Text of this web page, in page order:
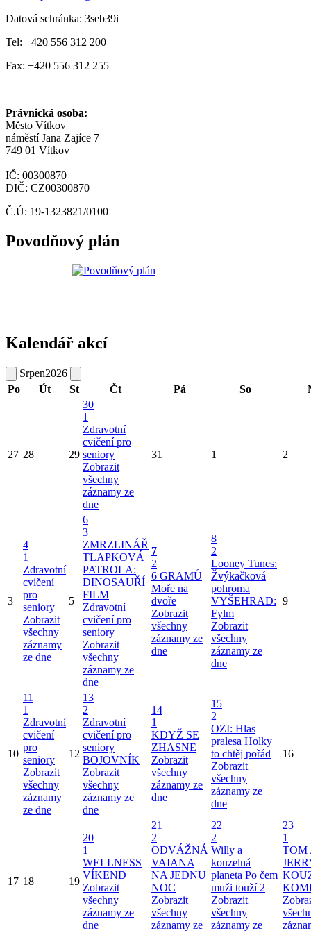
Datová schránka: 3seb39i
Tel: +420 556 312 200
Fax: +420 556 312 255
Právnická osoba:
Město Vítkov
náměstí Jana Zajíce 7
749 01 Vítkov
IČ: 00300870
DIČ: CZ00300870
Č.Ú: 19-1323821/0100
Povodňový plán
Kalendář akcí
Srpen2026
Po
Út St Čt Pá So
27 28 29
30
1
Zdravotní
cvičení pro
seniory
Zobrazit
všechny
záznamy ze
dne
31 1 2
3
4
1
Zdravotní
cvičení
pro
seniory
Zobrazit
všechny
záznamy
ze dne
5
6
3
ZMRZLINÁŘ
TLAPKOVÁ
PATROLA:
DINOSAUŘÍ
FILM
Zdravotní
cvičení pro
seniory
Zobrazit
všechny
záznamy ze
dne
7
2
6 GRAMŮ
Moře na
dvoře
Zobrazit
všechny
záznamy ze
dne
8
2
Looney Tunes:
Žvýkačková
pohroma
VYŠEHRAD:
Fylm
Zobrazit
všechny
záznamy ze
dne
9
10
11
1
Zdravotní
cvičení
pro
seniory
Zobrazit
všechny
záznamy
ze dne
12
13
2
Zdravotní
cvičení pro
seniory
BOJOVNÍK
Zobrazit
všechny
záznamy ze
dne
14
1
KDYŽ SE
ZHASNE
Zobrazit
všechny
záznamy ze
dne
15
2
OZI: Hlas
pralesa Holky
to chtěj pořád
Zobrazit
všechny
záznamy ze
dne
16
17 18 19
20
1
WELLNESS
VÍKEND
Zobrazit
všechny
záznamy ze
dne
21
2
ODVÁŽNÁ
VAIANA
NA JEDNU
NOC
Zobrazit
všechny
záznamy ze
22
2
Willy a
kouzelná
planeta Po čem
muži touží 2
Zobrazit
všechny
záznamy ze
23
1
TOM